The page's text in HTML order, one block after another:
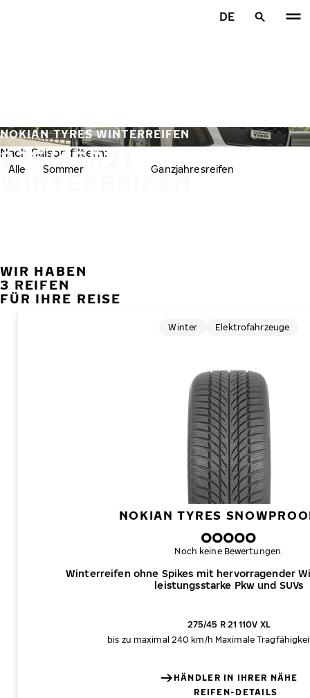
DE
275/45R21
WINTERREIFEN
NOKIAN TYRES WINTERREIFEN
Nach Saison filtern:
Alle Sommer Ganzjahresreifen
WIR HABEN
3 REIFEN
FÜR IHRE REISE
NOKIAN TYRES
Winterreifen ohne Spikes mit hervorragender
leistungsstarke Pkw und SUVs
Winter Elektrofahrzeuge
Noch keine Bewertungen.
275/45 R 21 110V XL
bis zu maximal 240 km/h Maximale
HÄNDLER IN IHRER NÄHE
REIFEN-DETAILS